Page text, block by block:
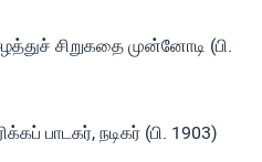
சிறுகதை முன்னோடி (பி.
பாடகர், நடிகர் (பி. 1903)